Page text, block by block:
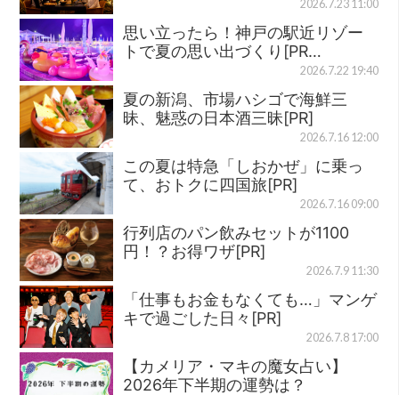
2026.7.23 11:00
思い立ったら！神戸の駅近リゾー
トで夏の思い出づくり[PR…
2026.7.22 19:40
夏の新潟、市場ハシゴで海鮮三
昧、魅惑の日本酒三昧[PR]
2026.7.16 12:00
この夏は特急「しおかぜ」に乗っ
て、おトクに四国旅[PR]
2026.7.16 09:00
行列店のパン飲みセットが1100
円！？お得ワザ[PR]
2026.7.9 11:30
「仕事もお金もなくても…」マンゲ
キで過ごした日々[PR]
2026.7.8 17:00
【カメリア・マキの魔女占い】
2026年下半期の運勢は？